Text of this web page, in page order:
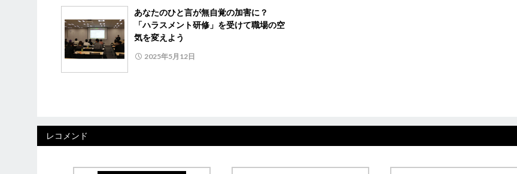
あなたのひと言が無自覚の加害に？
「ハラスメント研修」を受けて職場の空
気を変えよう
2025年5月12日
レコメンド